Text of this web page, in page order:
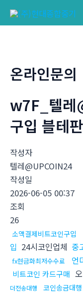
온라인문의
w7F_텔레
구입 블테
작성자
텔레@UPCOIN24
작성일
2026-06-05 00:37
조회
26
소액결제비트코인구입
입 24시코인업체 중
fx현금화최저수수료 언
비트코인 카드구매
더전송대행
코인송금대